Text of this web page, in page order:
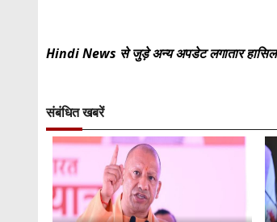
Hindi News से जुड़े अन्य अपडेट लगातार
संबंधित खबरें